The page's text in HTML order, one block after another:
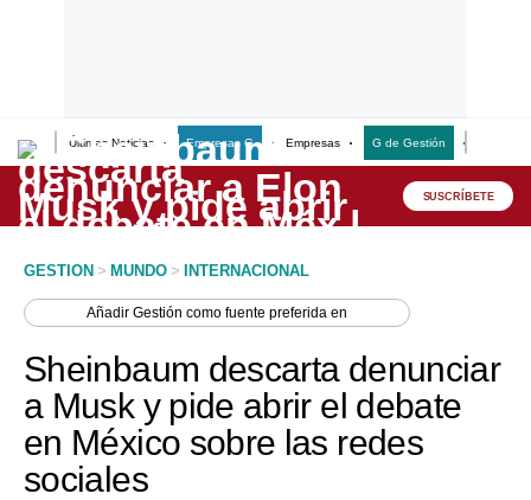
Últimas Noticias Empresas G Empresas G de Gestión
Lo último
Peru Quiosco
Economía
Mercados
Perú
SUSCRÍBETE
GESTION > MUNDO > INTERNACIONAL
AñadirGestión como fuente preferida en
Sheinbaum descarta denunciar
a Musk y pide abrir el debate
en México sobre las redes
sociales